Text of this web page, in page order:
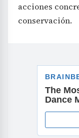
acciones
conservación.